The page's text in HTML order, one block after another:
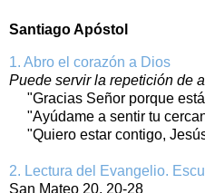
Santiago Apóstol
1. Abro el corazón a Dios
Puede servir la repetición de
"Gracias Señor porque
"Ayúdame a sentir tu
"Quiero estar contigo,
2. Lectura del Evangelio.
San Mateo 20, 20-28